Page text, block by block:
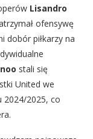
Lisandro
ofensywę
dobór piłkarzy na
stali się
United we
2024/2025, co